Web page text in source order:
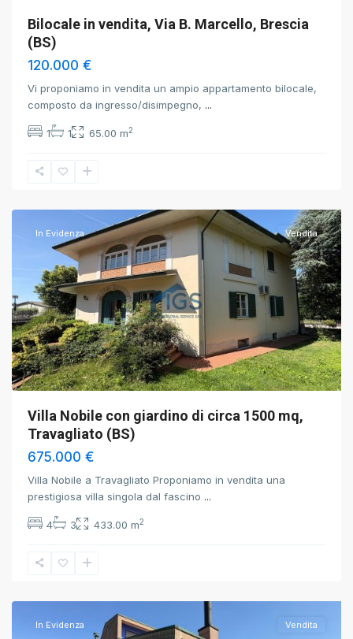
Bilocale in vendita, Via B. Marcello, Brescia
(BS)
120.000 €
Vi proponiamo in vendita un ampio appartamento bilocale,
composto da ingresso/disimpegno, ...
1 1 65.00 m2
Travagliato ,
In Evidenza Vendita
Villa Nobile con giardino di circa 1500 mq,
Travagliato (BS)
675.000 €
Villa Nobile a Travagliato Proponiamo in vendita una
prestigiosa villa singola dal fascino ...
4 3 433.00 m2
Leno
In Evidenza Vendita